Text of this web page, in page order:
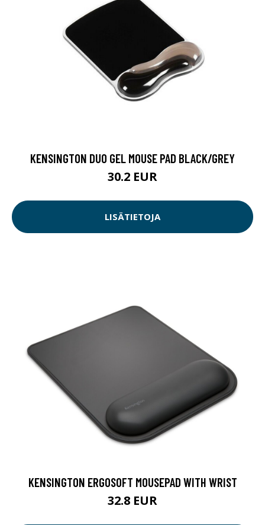
KENSINGTON DUO GEL MOUSE PAD BLACK/GREY
30.2 EUR
LISÄTIETOJA
KENSINGTON ERGOSOFT MOUSEPAD WITH WRIST
32.8 EUR